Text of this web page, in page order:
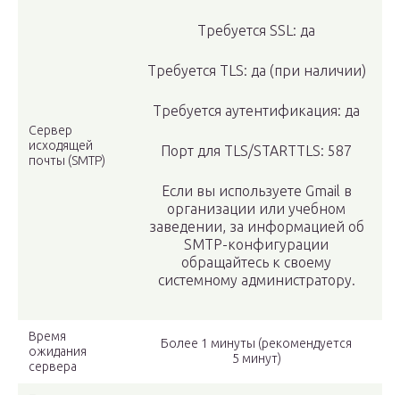
Сервер
исходящей
почты (SMTP)
Требуется SSL: да
Требуется TLS: да (при наличии)
Требуется аутентификация: да
Порт для TLS/STARTTLS: 587
Если вы используете Gmail в
организации или учебном
заведении, за информацией об
SMTP-конфигурации
обращайтесь к своему
системному администратору.
Время
ожидания
сервера
Более 1 минуты (рекомендуется
5 минут)